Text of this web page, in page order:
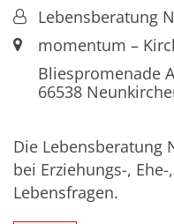
Von:Lebensberatung
Ort:momentum –
Bliespromenade
66538
Die Lebensberatung
bei Erziehungs-,
Lebensfragen.